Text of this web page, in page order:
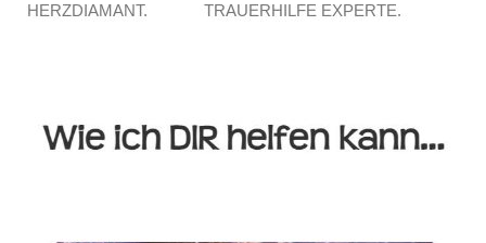
HERZDIAMANT. TRAUERHILFE EXPERTE.